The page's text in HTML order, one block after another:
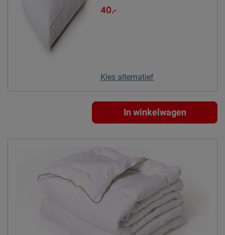
Leveranciersinformatie
info@beddenreus.nl
40.-
Kies alternatief
In winkelwagen